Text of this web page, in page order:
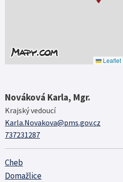
Leaflet
Nováková Karla, Mgr.
Krajský vedoucí
Karla.Novakova@pms.gov.cz
737231287
Cheb
Domažlice